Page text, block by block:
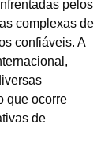
pelos
complexas de
confiáveis. A
que ocorre
de